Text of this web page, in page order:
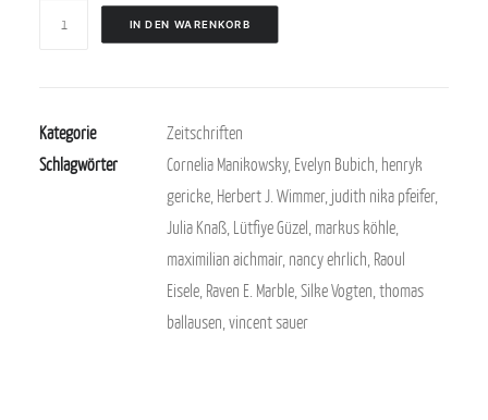
perspektive
IN DEN WARENKORB
Kategorie
Zeitschriften
Schlagwörter
Cornelia Manikowsky, Evelyn Bubich, henryk
gericke, Herbert J. Wimmer, judith nika pfeifer,
Julia Knaß, Lütfiye Güzel, markus köhle,
maximilian aichmair, nancy ehrlich, Raoul
Eisele, Raven E. Marble,Silke Vogten,thomas
ballausen,vincent sauer